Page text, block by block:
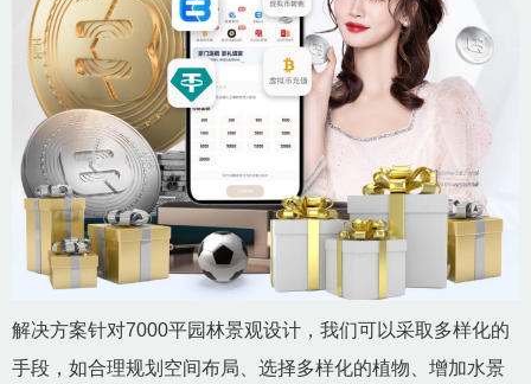
解决方案针对7000平园林景观设计，我们可以采取多样化的
手段，如合理规划空间布局、选择多样化的植物、增加水景